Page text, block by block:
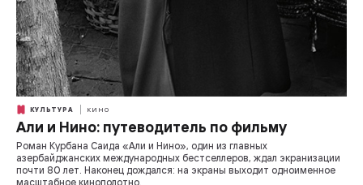
КУЛЬТУРА КИНО
Али и Нино: путеводитель по фильму
Роман Курбана Саида «Али и Нино», один из главных
азербайджанских международных бестселлеров, ждал экранизации
почти 80 лет. Наконец дождался: на экраны выходит одноименное
масштабное кинополотно.